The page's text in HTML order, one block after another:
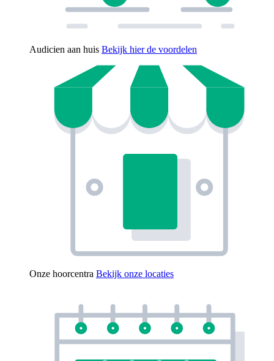
Audicien aan huis Bekijk hier de voordelen
Onze hoorcentra Bekijk onze locaties